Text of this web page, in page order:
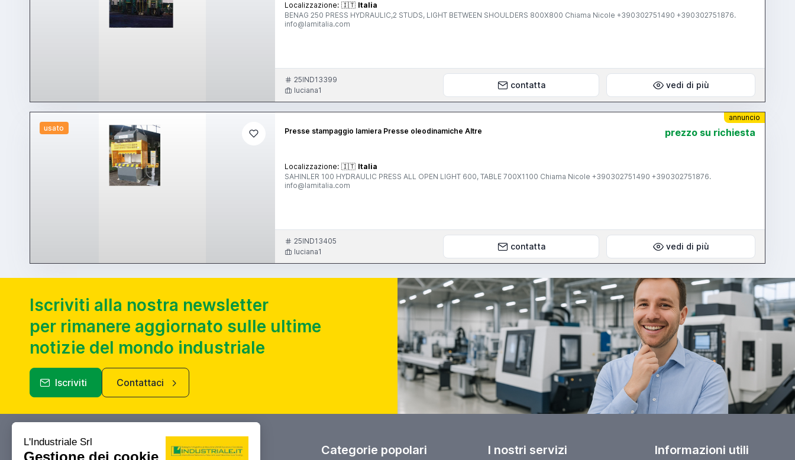
Localizzazione: 🇮🇹 Italia
BENAG 250 PRESS HYDRAULIC,2 STUDS, LIGHT BETWEEN SHOULDERS 800X800 Chiama Nicole +390302751490 +390302751876.
info@lamitalia.com
25IND13399
luciana1
contatta vedi di più
usato
annuncio
Presse stampaggio lamiera Presse oleodinamiche Altre
prezzo su richiesta
Localizzazione: 🇮🇹 Italia
SAHINLER 100 HYDRAULIC PRESS ALL OPEN LIGHT 600, TABLE 700X1100 Chiama Nicole +390302751490 +390302751876.
info@lamitalia.com
25IND13405
luciana1
contatta vedi di più
Iscriviti alla nostra newsletter
per rimanere aggiornato sulle ultime
notizie del mondo industriale
Iscriviti Contattaci
Industriale.it Categorie popolari I nostri servizi Informazioni utili